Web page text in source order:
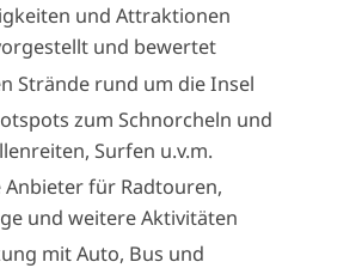
und Attraktionen
und bewertet
Strände rund um die Insel
zum Schnorcheln und
Surfen u.v.m.
Anbieter für Radtouren,
und weitere Aktivitäten
mit Auto, Bus und